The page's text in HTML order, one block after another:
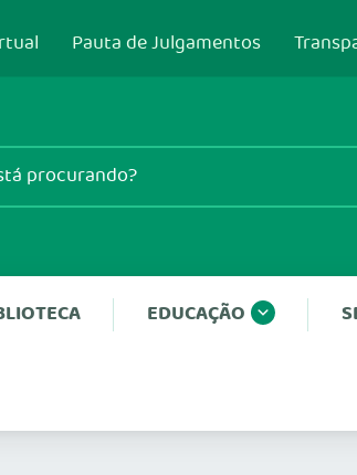
Pauta de Julgamentos
EDUCAÇÃO